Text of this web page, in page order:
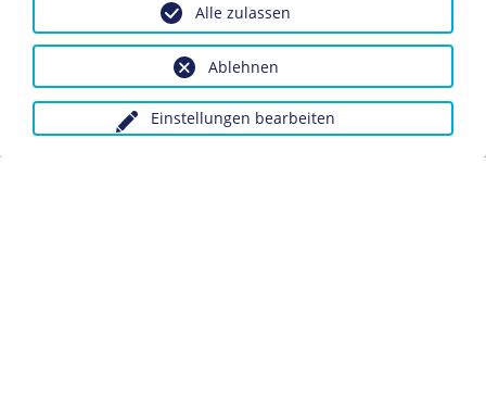
Datenschutz Kontakt Impressum
Einstellungen bearbeiten
Ablehnen
Alle zulassen